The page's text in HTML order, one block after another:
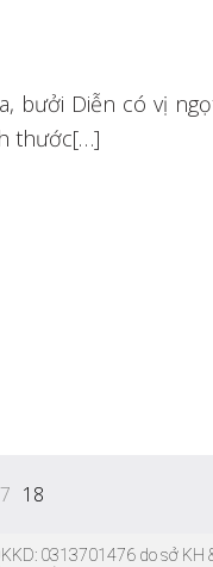
bưởi Diễn có vị
thước[…]
18
0313701476 do sở